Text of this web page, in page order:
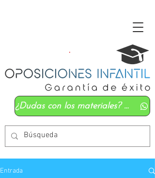
¿Dudas con los materiales? Mándanos un whatsapp
Entrada